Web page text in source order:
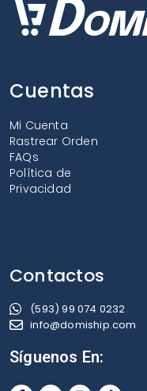
Cuentas
Mi Cuenta
Rastrear Orden
FAQs
Política de
Privacidad
Contactos
(593) 99 074 0232
info@domiship.com
Síguenos En: